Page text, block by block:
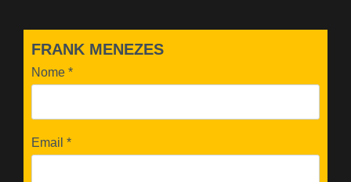
FRANK MENEZES
Nome *
Email *